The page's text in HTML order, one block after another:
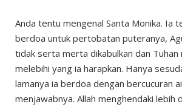
Anda tentu mengenal Santa Monika. Ia
berdoa untuk pertobatan puteranya,
tidak serta merta dikabulkan dan Tuhan
melebihi yang ia harapkan. Hanya
lamanya ia berdoa dengan bercucuran
menjawabnya. Allah menghendaki lebih